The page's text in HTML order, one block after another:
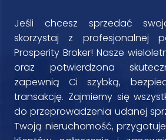
Jeśli chcesz sprzedać
skorzystaj z profesjonalnej
Prosperity Broker! Nasze
oraz potwierdzona
zapewnią Ci szybką,
transakcję. Zajmiemy się
do przeprowadzenia udanej
Twoją nieruchomość,